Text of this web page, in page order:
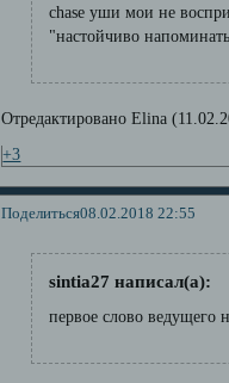
chase уши мои не
"настойчиво
Отредактировано Elina
+3
Поделиться08.02.2018 22:55
sintia27 написал(а):
первое слово ведущего